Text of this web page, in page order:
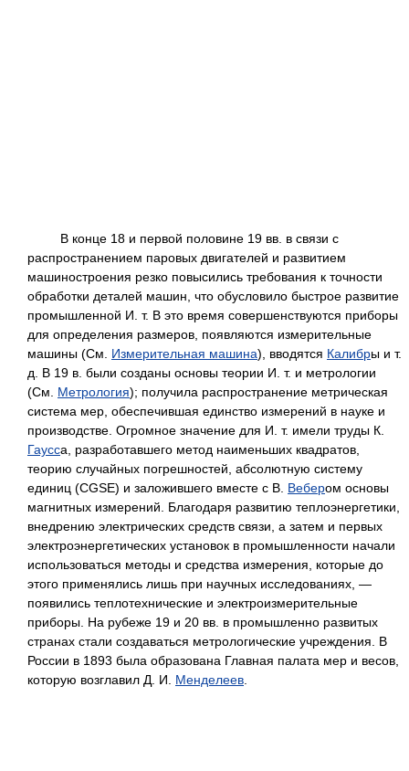
В конце 18 и первой половине 19 вв. в связи с
распространением паровых двигателей и развитием
машиностроения резко повысились требования к точности
обработки деталей машин, что обусловило быстрое развитие
промышленной И. т. В это время совершенствуются приборы
для определения размеров, появляются измерительные
машины (См. Измерительная машина), вводятся Калибры и т.
д. В 19 в. были созданы основы теории И. т. и метрологии
(См. Метрология); получила распространение метрическая
система мер, обеспечившая единство измерений в науке и
производстве. Огромное значение для И. т. имели труды К.
Гаусса, разработавшего метод наименьших квадратов,
теорию случайных погрешностей, абсолютную систему
единиц (CGSE) и заложившего вместе с В. Вебером основы
магнитных измерений. Благодаря развитию теплоэнергетики,
внедрению электрических средств связи, а затем и первых
электроэнергетических установок в промышленности начали
использоваться методы и средства измерения, которые до
этого применялись лишь при научных исследованиях, —
появились теплотехнические и электроизмерительные
приборы. На рубеже 19 и 20 вв. в промышленно развитых
странах стали создаваться метрологические учреждения. В
России в 1893 была образована Главная палата мер и весов,
которую возглавил Д. И. Менделеев